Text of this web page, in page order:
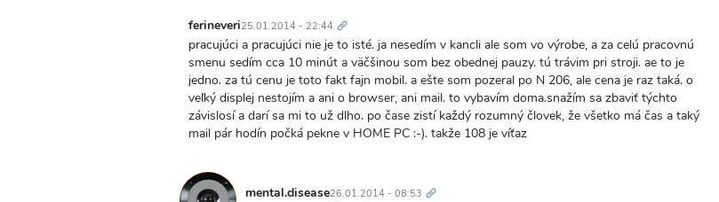
ferineveri25.01.2014 - 22:44 odkaz
pracujúci a pracujúci nie je to isté. ja nesedím v kancli ale som vo výrobe, a za celú pracovnú
smenu sedím cca 10 minút a väčšinou som bez obednej pauzy. tú trávim pri stroji. ae to je
jedno. za tú cenu je toto fakt fajn mobil. a ešte som pozeral po N 206, ale cena je raz taká. o
veľký displej nestojím a ani o browser, ani mail. to vybavím doma.snažím sa zbaviť týchto
závislosí a darí sa mi to už dlho. po čase zistí každý rozumný človek, že všetko má čas a taký
mail pár hodín počká pekne v HOME PC :-). takže 108 je víťaz
mental.disease26.01.2014 - 08:53 odkaz